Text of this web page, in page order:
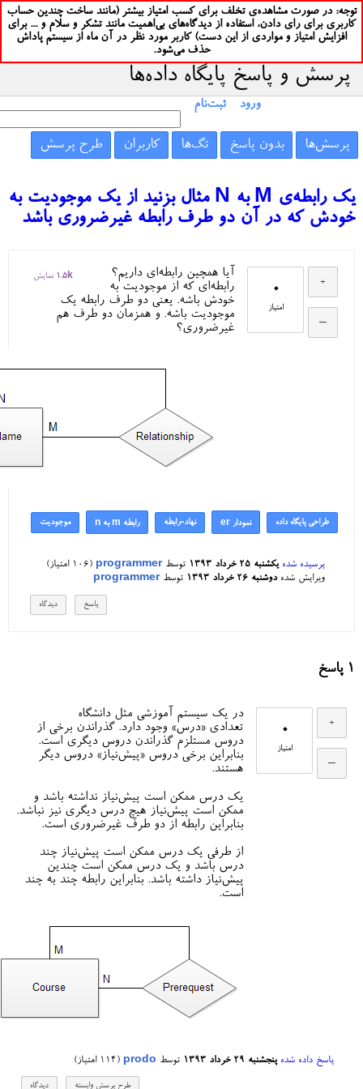
توجه: در صورت مشاهده‌ی تخلف برای کسب امتیاز بیشتر (مانند ساخت چندین حساب
کاربری برای رای دادن، استفاده از دیدگاه‌های بی‌اهمیت مانند تشکر و سلام و ... برای
افزایش امتیاز و مواردی از این دست) کاربر مورد نظر در آن ماه از سیستم پاداش
حذف می‌شود.
پرسش و پاسخ پایگاه داده‌ها
ورود ثبت‌نام
پرسش‌ها بدون پاسخ تگ‌ها کاربران طرح پرسش
یک رابطه‌ی M به N مثال بزنید از یک موجودیت به
خودش که در آن دو طرف رابطه غیرضروری باشد
0
امتیاز
1.5k نمایش
آیا همچین رابطه‌ای داریم؟
رابطه‌ای که از موجودیت به
خودش باشه. یعنی دو طرف رابطه یک
موجودیت باشه. و همزمان دو طرف هم
غیرضروری؟
طراحی پایگاه داده نمودار er نهاد-رابطه رابطه m به n موجودیت
پرسیده شده یکشنبه ۲۵ خرداد ۱۳۹۳ توسطprogrammer
(
106 امتیاز)
ویرایش شده دوشنبه ۲۶ خرداد ۱۳۹۳ توسطprogrammer
1 پاسخ
0
امتیاز
در یک سیستم آموزشی مثل دانشگاه
تعدادی «درس» وجود دارد. گذراندن برخی از
دروس مستلزم گذراندن دروس دیگری است.
بنابراین برخی دروس «پیش‌نیاز» دروس دیگر
هستند.
یک درس ممکن است پیش‌نیاز نداشته باشد و
ممکن است پیش‌نیاز هیچ درس دیگری نیز نباشد.
بنابراین رابطه از دو طرف غیرضروری است.
از طرفی یک درس ممکن است پیش‌نیاز چند
درس باشد و یک درس ممکن است چندین
پیش‌نیاز داشته باشد. بنابراین رابطه چند به چند
است.
پاسخ داده شده پنجشنبه ۲۹ خرداد ۱۳۹۳ توسط prodo
(
114 امتیاز)